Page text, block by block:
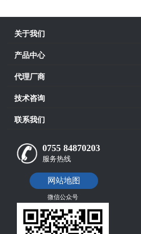
关于我们
产品中心
代理厂商
技术咨询
联系我们
0755 84870203
服务热线
网站地图
微信公众号